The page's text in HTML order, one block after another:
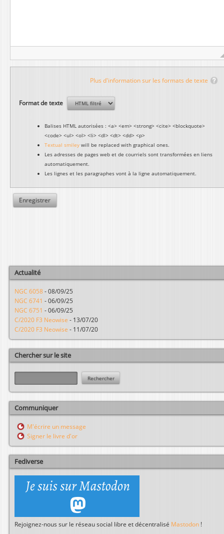
Plus d'information sur les formats de texte
Format de texte
Balises HTML autorisées : <a> <em> <strong> <cite> <blockquote>
<code> <ul> <ol> <li> <dl> <dt> <dd> <p>
Textual smiley will be replaced with graphical ones.
Les adresses de pages web et de courriels sont transformées en liens
automatiquement.
Les lignes et les paragraphes vont à la ligne automatiquement.
Actualité
NGC 6058 - 08/09/25
NGC 6741 - 06/09/25
NGC 6751 - 06/09/25
C/2020 F3 Neowise - 13/07/20
C/2020 F3 Neowise - 11/07/20
Chercher sur le site
R
e
c
h
e
h
r
Communiquer
M'écrire un message
Signer le livre d'or
Fediverse
Rejoignez-nous sur le réseau social libre et décentralisé Mastodon !